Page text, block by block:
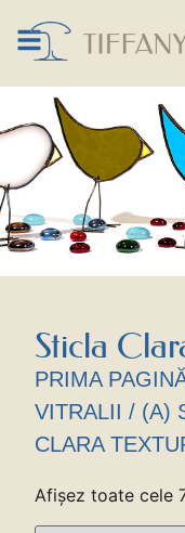
Sticla
PRIMA
VITRALII / (A)
CLARA
Afișez toate cele